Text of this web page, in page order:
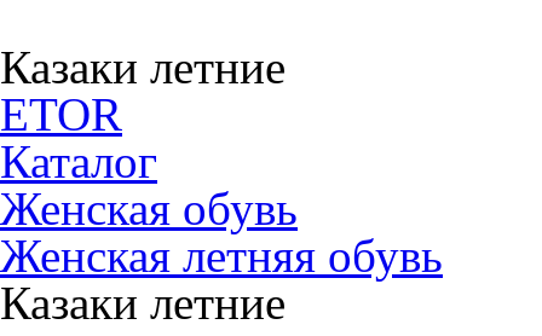
Казаки летние
ETOR
Каталог
Женская обувь
Женская летняя обувь
Казаки летние